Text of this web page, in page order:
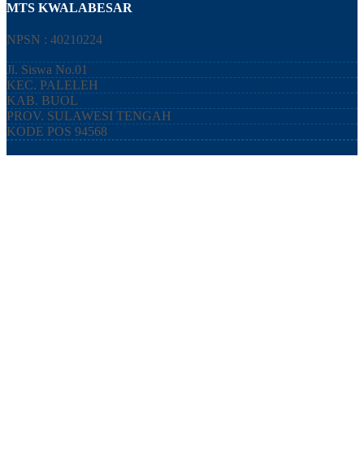
MTS KWALABESAR
NPSN : 40210224
Jl. Siswa No.01
KEC. PALELEH
KAB. BUOL
PROV. SULAWESI TENGAH
KODE POS 94568